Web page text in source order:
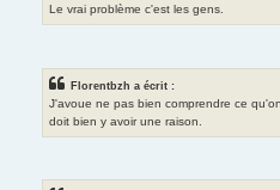
Le vrai problème c'est les gens.
Florentbzh a écrit :
J'avoue ne pas bien comprendre ce
doit bien y avoir une raison.